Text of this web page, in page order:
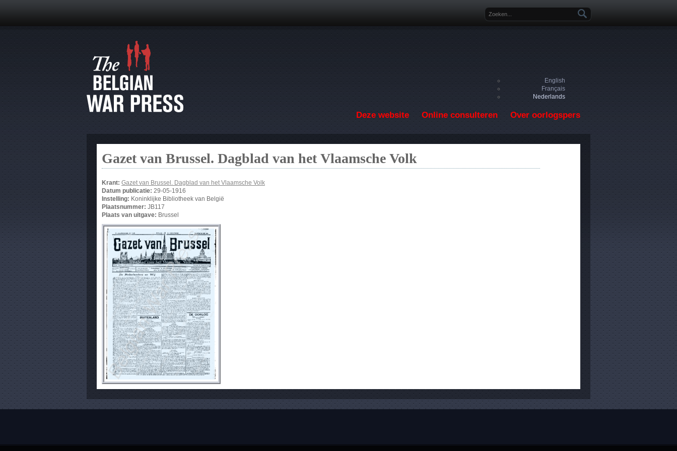
Zoekveld
English
Français
Nederlands
Deze website Online consulteren Over oorlogspers
Gazet van Brussel. Dagblad van het Vlaamsche Volk
Krant: Gazet van Brussel. Dagblad van het Vlaamsche Volk
Datum publicatie: 29-05-1916
Instelling: Koninklijke Bibliotheek van België
Plaatsnummer: JB117
Plaats van uitgave: Brussel